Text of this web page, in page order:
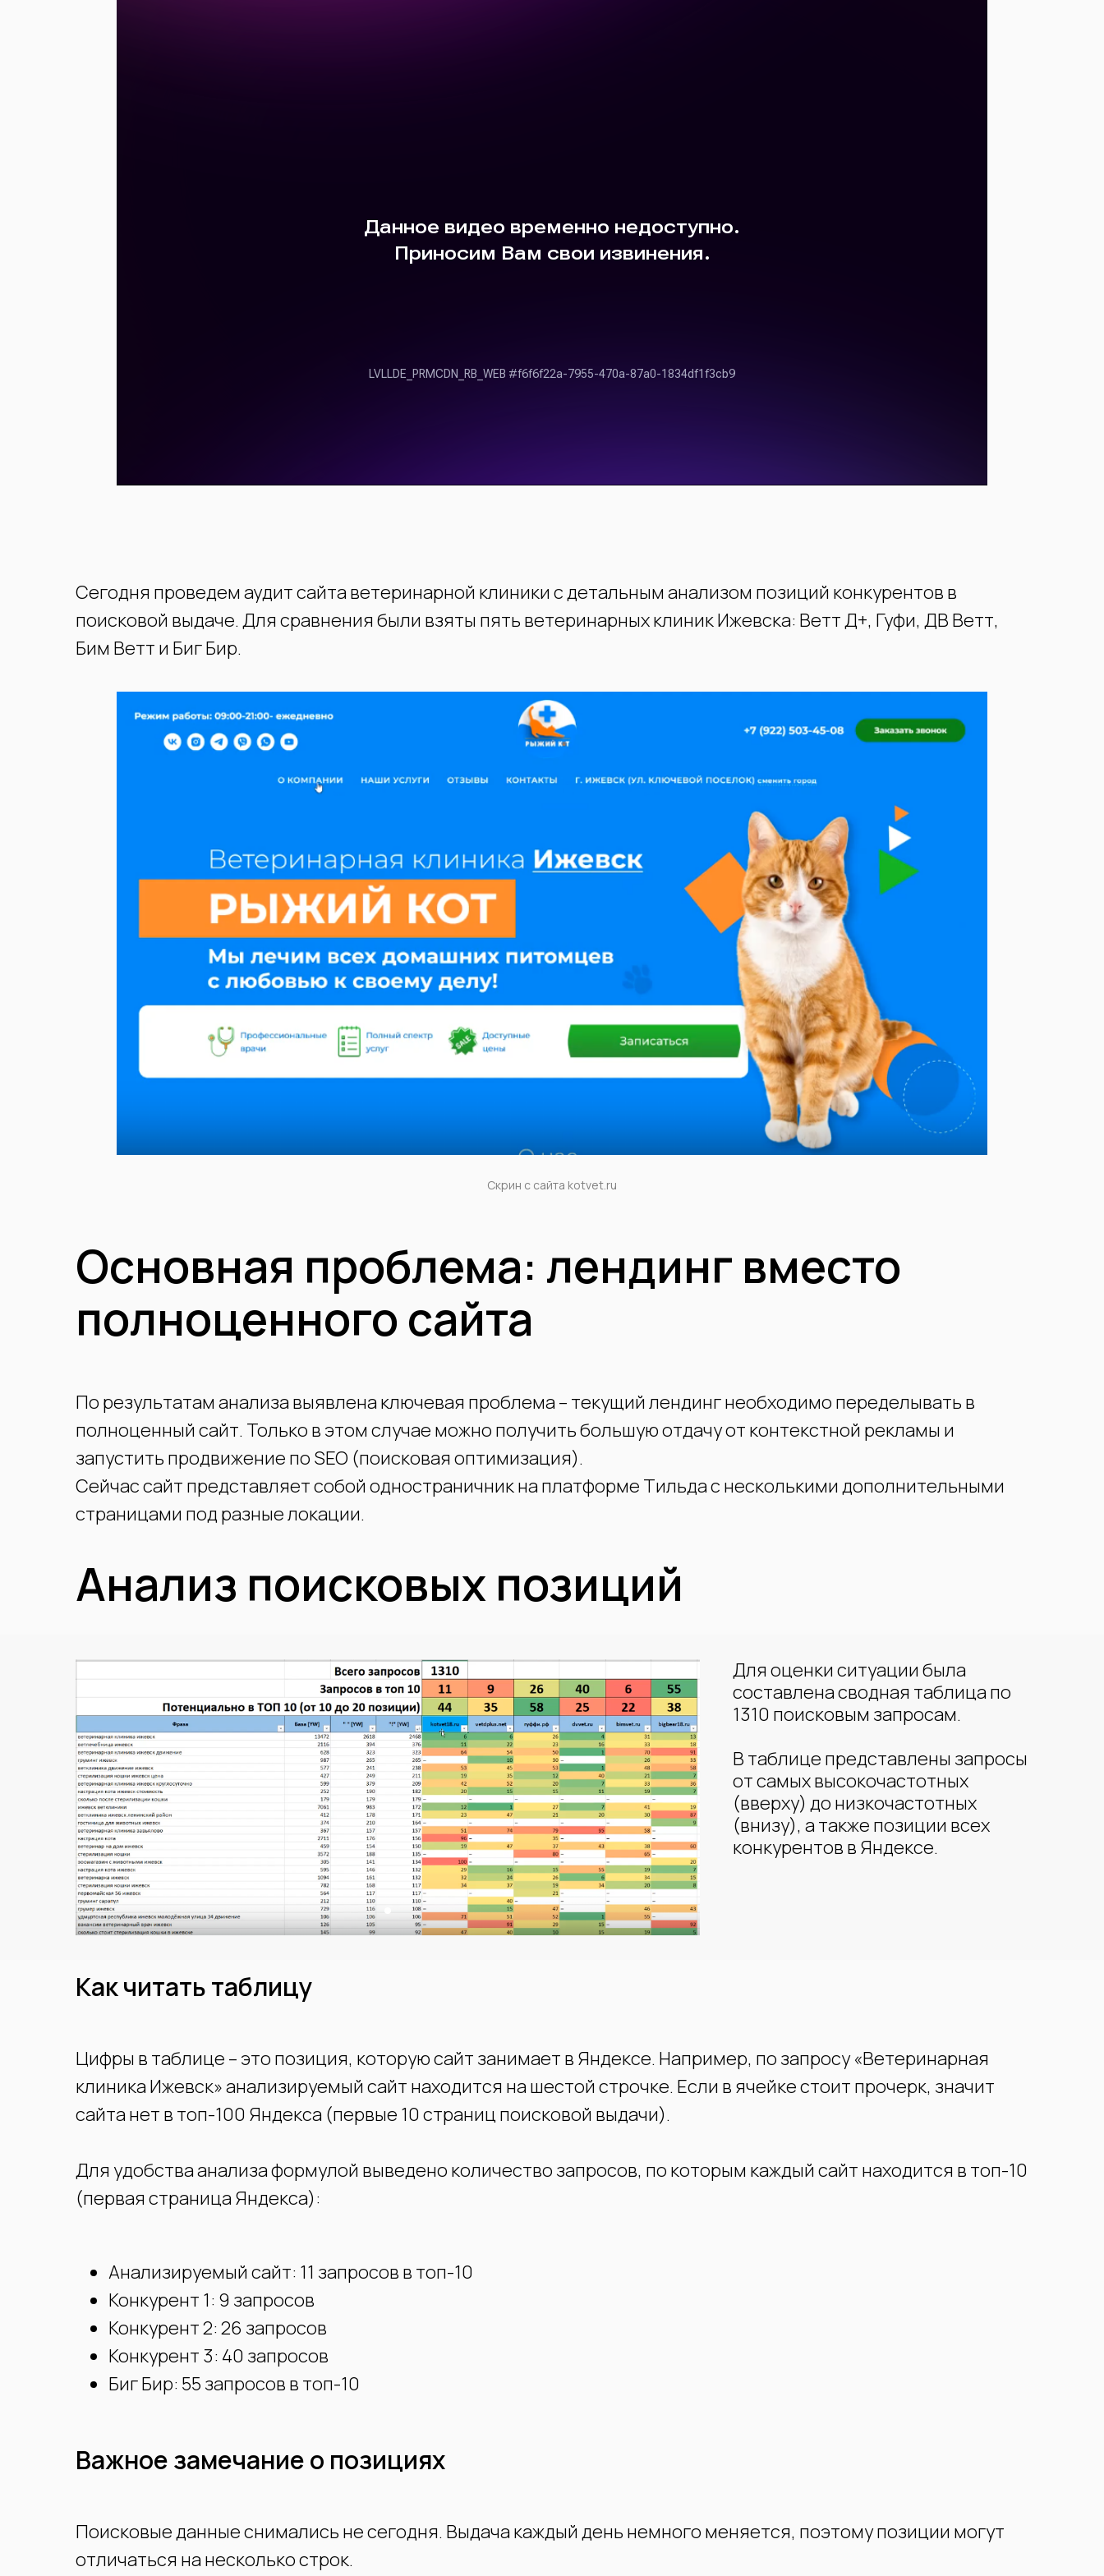
Сегодня проведем аудит сайта ветеринарной клиники с детальным анализом позиций конкурентов в
поисковой выдаче. Для сравнения были взяты пять ветеринарных клиник Ижевска: Ветт Д+, Гуфи, ДВ Ветт,
Бим Ветт и Биг Бир.
Скрин с сайта kotvet.ru
Основная проблема: лендинг вместо
полноценного сайта
По результатам анализа выявлена ключевая проблема – текущий лендинг необходимо переделывать в
полноценный сайт. Только в этом случае можно получить большую отдачу от контекстной рекламы и
запустить продвижение по SEO (поисковая оптимизация).
Сейчас сайт представляет собой одностраничник на платформе Тильда с несколькими дополнительными
страницами под разные локации.
Анализ поисковых позиций
Для оценки ситуации была
составлена сводная таблица по
1310 поисковым запросам.
В таблице представлены запросы
от самых высокочастотных
(вверху) до низкочастотных
(внизу), а также позиции всех
конкурентов в Яндексе.
Как читать таблицу
Цифры в таблице – это позиция, которую сайт занимает в Яндексе. Например, по запросу «Ветеринарная
клиника Ижевск» анализируемый сайт находится на шестой строчке. Если в ячейке стоит прочерк, значит
сайта нет в топ-100 Яндекса (первые 10 страниц поисковой выдачи).
Для удобства анализа формулой выведено количество запросов, по которым каждый сайт находится в топ-10
(первая страница Яндекса):
Анализируемый сайт: 11 запросов в топ-10
Конкурент 1: 9 запросов
Конкурент 2: 26 запросов
Конкурент 3: 40 запросов
Биг Бир: 55 запросов в топ-10
Важное замечание о позициях
Поисковые данные снимались не сегодня. Выдача каждый день немного меняется, поэтому позиции могут
отличаться на несколько строк.